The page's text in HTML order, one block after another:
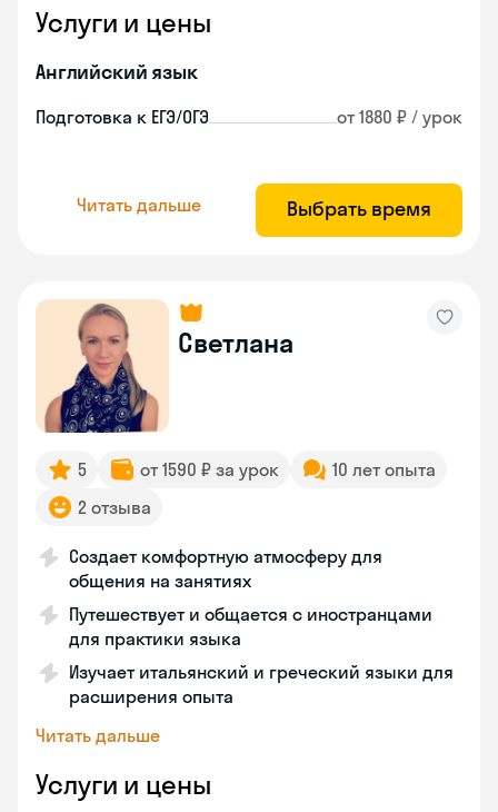
Услуги и цены
Английский язык
Подготовка к ЕГЭ/ОГЭ от 1880 ₽ / урок
Читать дальше Выбрать время
Светлана
5 от 1590 ₽ за урок
10 лет опыта
2 отзыва
Создает комфортную атмосферу для
общения на занятиях
Путешествует и общается с иностранцами
для практики языка
Изучает итальянский и греческий языки для
расширения опыта
Читать дальше
Услуги и цены